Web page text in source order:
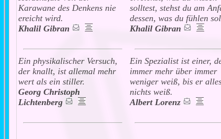
Karawane des Denkens nie
ereicht wird.
Khalil Gibran
solltest, stehst du am
dessen, was du fühlen
Khalil Gibran
Ein physikalischer Versuch,
der knallt, ist allemal mehr
wert als ein stiller.
Georg Christoph
Lichtenberg
Ein Spezialist ist einer,
immer mehr über immer
weniger weiß, bis er
nichts weiß.
Albert Lorenz